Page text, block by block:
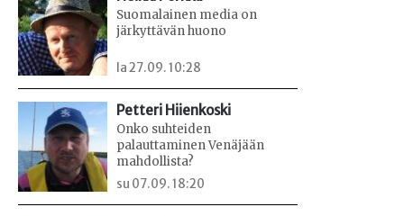
Suomalainen media on
järkyttävän huono
la 27.09. 10:28
Petteri Hiienkoski
Onko suhteiden
palauttaminen Venäjään
mahdollista?
su 07.09. 18:20